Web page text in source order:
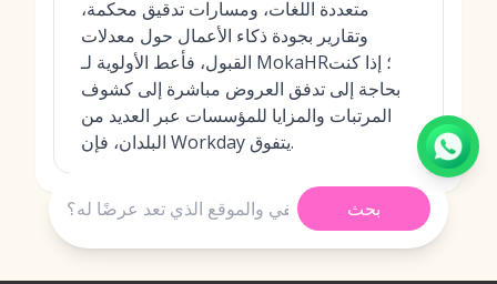
متعددة اللغات، ومسارات تدقيق محكمة،
وتقارير بجودة ذكاء الأعمال حول معدلات
القبول، فأعط الأولوية لـ MokaHR؛ إذا كنت
بحاجة إلى تدفق العروض مباشرة إلى كشوف
المرتبات والمزايا للمؤسسات عبر العديد من
البلدان، فإن Workday يتفوق.
بحث